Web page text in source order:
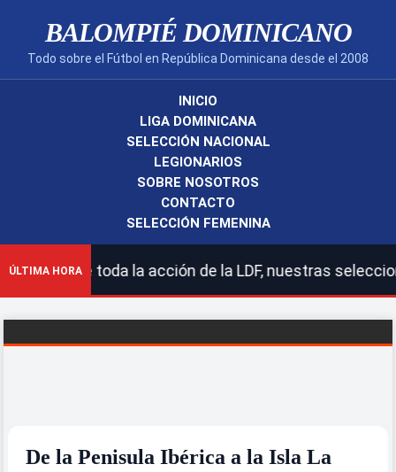
BALOMPIÉ DOMINICANO
Todo sobre el Fútbol en República Dominicana desde el 2008
INICIO
LIGA DOMINICANA
SELECCIÓN NACIONAL
LEGIONARIOS
SOBRE NOSOTROS
CONTACTO
SELECCIÓN FEMENINA
ÚLTIMA HORA
toda la acción de la LDF, nuestras selecciones
De la Penisula Ibérica a la Isla La